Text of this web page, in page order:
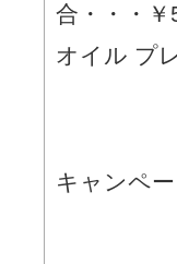
合・・・
オイル プ
キャンペ